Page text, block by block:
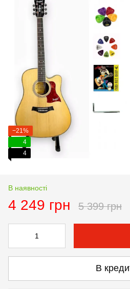
−21%
4
4
В наявності
4 249 грн 5 399 грн
В